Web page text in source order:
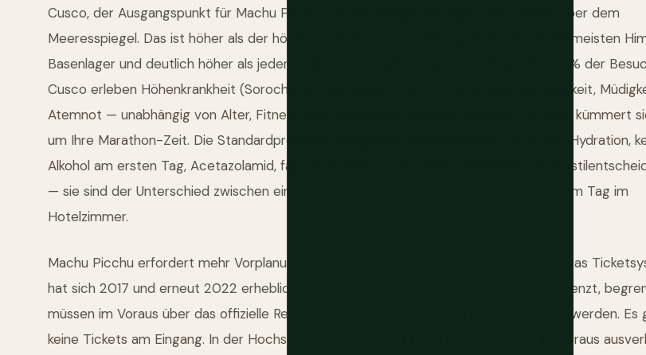
Cusco, der Ausgangspunkt für Machu Picchu und das Heilige Tal, liegt 3.400 Meter über dem
Meeresspiegel. Das ist höher als der höchste Straßenpass in den Alpen, höher als die meisten
Basenlager und deutlich höher als jeder Punkt in den kontinentalen USA. Etwa 25–30 % der
Cusco erleben Höhenkrankheit (Soroche) in irgendeiner Form — Kopfschmerzen, Übelkeit,
Atemnot — unabhängig von Alter, Fitness oder vorheriger Höhen-Erfahrung. Die Höhe kümmert
um Ihre Marathon-Zeit. Die Standardprotokolle (langsame Akklimatisation, Coca-Tee, Hydration,
Alkohol am ersten Tag, Acetazolamid, falls verschrieben) sind keine optionalen
— sie sind der Unterschied zwischen einem funktionalen ersten Tag in Cusco und einem Tag im
Hotelzimmer.
Machu Picchu erfordert mehr Vorplanung, als Besucher typischerweise vorbereiten. Das
hat sich 2017 und erneut 2022 erheblich geändert — Eintrittskarten sind zeitlich begrenzt,
müssen im Voraus über das offizielle Regierungsportal (machupicchu.gob.pe) gekauft werden. Es
keine Tickets am Eingang. In der Hochsaison (Juni–August) sind Tickets Wochen im Voraus